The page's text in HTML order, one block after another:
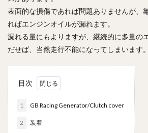
表面的な損傷であれば問題ありませんが、
ればエンジンオイルが漏れます。
漏れる量にもよりますが、継続的に多量の
だせば、当然走行不能になってしまいます。
目次
1 GB Racing Generator/Clutch cover
2 装着